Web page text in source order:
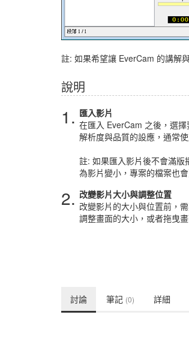
註: 如果希望讓 EverCam 的講解
說明
1. 匯入影片
在匯入 EverCam 之後，選
解析度與品質的設應，通常
註: 如果匯入影片後不會滿
為影片變小，專案的檔案也會
2. 改變影片大小與調整位置
改變影片的大小與位置前，
調整畫面的大小，或者拖曳
討論 筆記 (0) 詳細